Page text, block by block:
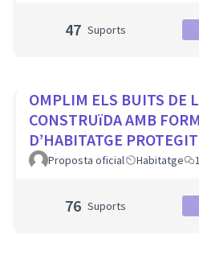
47 Suports
OMPLIM ELS BUITS DE
CONSTRUïDA AMB
D’HABITATGE
COHABITATGE,
Proposta oficial Habitatge 1
76 Suports